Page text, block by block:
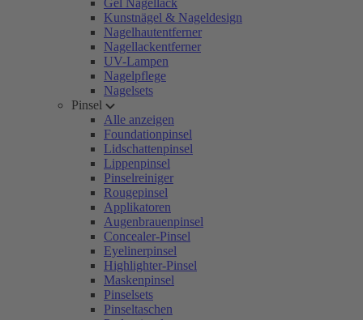
Gel Nagellack
Kunstnägel & Nageldesign
Nagelhautentferner
Nagellackentferner
UV-Lampen
Nagelpflege
Nagelsets
Pinsel
Alle anzeigen
Foundationpinsel
Lidschattenpinsel
Lippenpinsel
Pinselreiniger
Rougepinsel
Applikatoren
Augenbrauenpinsel
Concealer-Pinsel
Eyelinerpinsel
Highlighter-Pinsel
Maskenpinsel
Pinselsets
Pinseltaschen